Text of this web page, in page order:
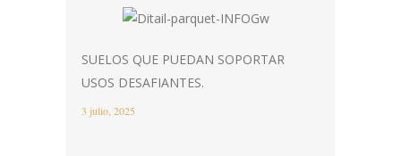
SUELOS QUE PUEDAN SOPORTAR
USOS DESAFIANTES.
3 julio, 2025